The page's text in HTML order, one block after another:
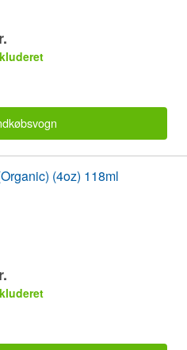
(4oz) 118ml